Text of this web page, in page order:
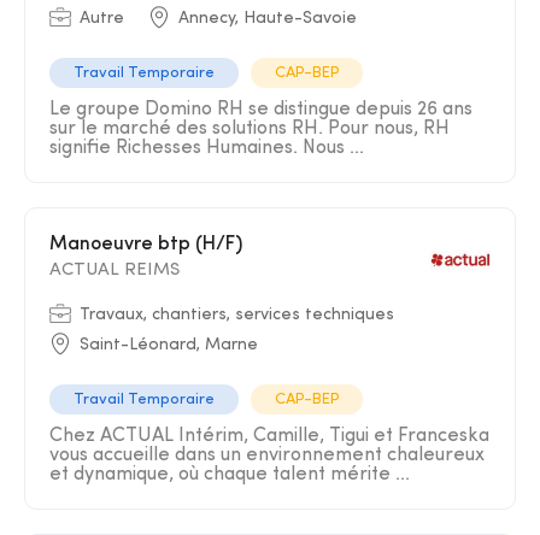
Autre Annecy, Haute-Savoie
Travail Temporaire CAP-BEP
Le groupe Domino RH se distingue depuis 26 ans
sur le marché des solutions RH. Pour nous, RH
signifie Richesses Humaines. Nous ...
Manoeuvre btp (H/F)
ACTUAL REIMS
Travaux, chantiers, services techniques
Saint-Léonard, Marne
Travail Temporaire CAP-BEP
Chez ACTUAL Intérim, Camille, Tigui et Franceska
vous accueille dans un environnement chaleureux
et dynamique, où chaque talent mérite ...